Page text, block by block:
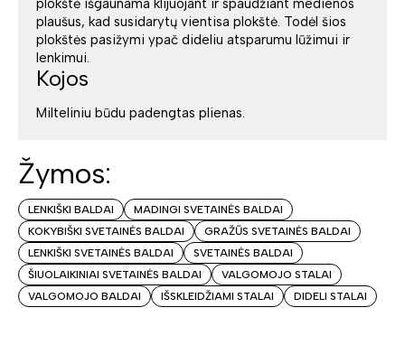
plokštė išgaunama klijuojant ir spaudžiant medienos
plaušus, kad susidarytų vientisa plokštė. Todėl šios
plokštės pasižymi ypač dideliu atsparumu lūžimui ir
lenkimui.
Kojos
Milteliniu būdu padengtas plienas.
Žymos:
LENKIŠKI BALDAI
MADINGI SVETAINĖS BALDAI
KOKYBIŠKI SVETAINĖS BALDAI
GRAŽŪS SVETAINĖS BALDAI
LENKIŠKI SVETAINĖS BALDAI
SVETAINĖS BALDAI
ŠIUOLAIKINIAI SVETAINĖS BALDAI
VALGOMOJO STALAI
VALGOMOJO BALDAI
IŠSKLEIDŽIAMI STALAI DIDELI STALAI